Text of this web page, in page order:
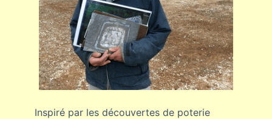
Inspiré par les découvertes de poterie